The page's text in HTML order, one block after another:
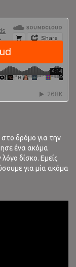
δρόμο για την
ένα ακόμα
δίσκο. Εμείς
για μία ακόμα